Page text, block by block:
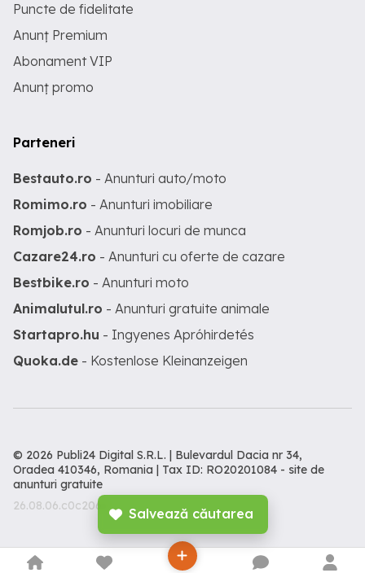
Salvează căutarea
Puncte de fidelitate
Anunț Premium
Abonament VIP
Anunț promo
Parteneri
Bestauto.ro - Anunturi auto/moto
Romimo.ro - Anunturi imobiliare
Romjob.ro - Anunturi locuri de munca
Cazare24.ro - Anunturi cu oferte de cazare
Bestbike.ro - Anunturi moto
Animalutul.ro - Anunturi gratuite animale
Startapro.hu - Ingyenes Apróhirdetés
Quoka.de - Kostenlose Kleinanzeigen
© 2026 Publi24 Digital S.R.L. | Bulevardul Dacia nr 34,
Oradea 410346, Romania | Tax ID: RO20201084 - site de
anunturi gratuite
26.08.06.c0c206c